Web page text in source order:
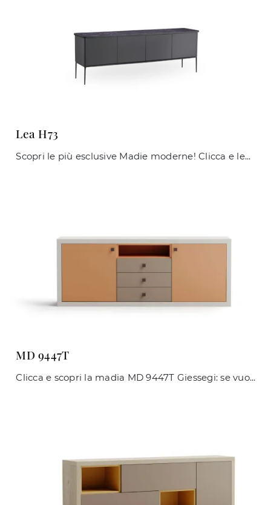
Lea H73
Scopri le più esclusive Madie moderne! Clicca e leggi l'articolo: madia Lea H73 in laccato opaco, soluzione bella e funzionale.
MD 9447T
Clicca e scopri la madia MD 9447T Giessegi: se vuoi mobili in laccato opaco per stanze moderne, questa è la scelta ideale per te!